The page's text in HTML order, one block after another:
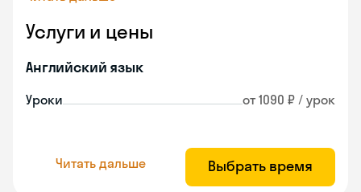
Услуги и цены
Английский язык
Уроки от 1090 ₽ / урок
Читать дальше Выбрать время